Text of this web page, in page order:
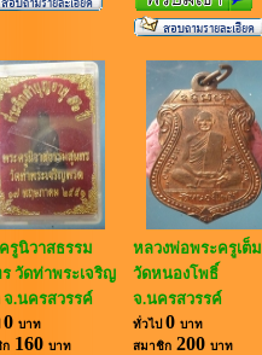
รูนิวาสธรรม
วัดท่าพระเจริญ
จ.นครสวรรค์
0 บาท
160 บาท
หลวงพ่อพระครูเต็ม
วัดหนองโพธิ์
จ.นครสวรรค์
ทั่วไป 0 บาท
สมาชิก200 บาท